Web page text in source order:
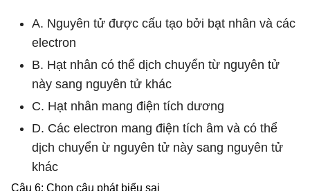
A. Nguyên tử được cấu tạo bởi bạt nhân và các
electron
B. Hạt nhân có thể dịch chuyển từ nguyên tử
này sang nguyên tử khác
C. Hạt nhân mang điện tích dương
D. Các electron mang điện tích âm và có thể
dịch chuyển ừ nguyên tử này sang nguyên tử
khác
Câu 6: Chọn câu phát biểu sai